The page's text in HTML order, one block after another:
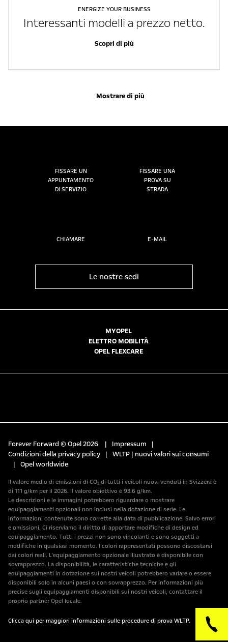
ENERGIZE YOUR BUSINESS
Interessanti modelli a prezzo netto.
Scopri di più
Mostrare di più
FISSARE UN
APPUNTAMENTO
DI SERVIZIO
FISSARE UNA
PROVA SU
STRADA
CHIAMARE E-MAIL
Le nostre sedi
MYOPEL
ELETTRO MOBILITÀ
OPEL FLEXCARE
Forever Forward © Opel 2026 | Impressum
|
Condizioni della privacy policy
|
WLTP | nuovi valori sui consumi
|
Opel worldwide
Il valore medio di emissioni di CO₂ di tutti i veicoli nuovi venduti in Svizzera è
di 111 g/km per il 2026. Il valore obiettivo è 93.6 g/km.
Le descrizioni e le immagini potrebbero riguardare o mostrare
equipaggiamenti opzionali non inclusi nella dotazione di serie. Le
informazioni contenute sono corrette alla data di pubblicazione. Salvo errori
e omissioni. Ci riserviamo il diritto di apportare modifiche di design ed
equipaggiamento. Tutti i prezzi non sono vincolanti e sono soggetti a
modifiche in qualsiasi momento. I colori rappresentati possono discostarsi
dai colori reali. L’equipaggiamento opzionale illustrato è disponibile con
sovrapprezzo. La disponibilità, le caratteristiche tecniche e gli
equipaggiamenti in dotazione sui nostri veicoli potrebbero variare o essere
disponibili solo in alcuni paesi o con sovrapprezzo. Per informazioni più
precise sugli equipaggiamenti disponibili sui nostri veicoli, contattare il
proprio partner Opel locale.
Clicca qui per maggiori informazioni sulle procedure di prova WLTP.